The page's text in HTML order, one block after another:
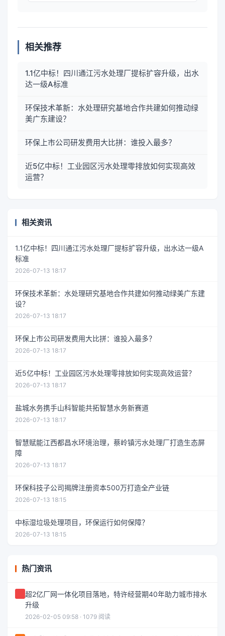
相关推荐
1.1亿中标！四川通江污水处理厂提标扩容升级，出水
达一级A标准
环保技术革新：水处理研究基地合作共建如何推动绿
美广东建设？
环保上市公司研发费用大比拼：谁投入最多？
近5亿中标！工业园区污水处理零排放如何实现高效
运营？
相关资讯
1.1亿中标！四川通江污水处理厂提标扩容升级，出水达一级A
标准
2026-07-13 18:17
环保技术革新：水处理研究基地合作共建如何推动绿美广东建
设？
2026-07-13 18:17
环保上市公司研发费用大比拼：谁投入最多？
2026-07-13 18:17
近5亿中标！工业园区污水处理零排放如何实现高效运营？
2026-07-13 18:17
盐城水务携手山科智能共拓智慧水务新赛道
2026-07-13 18:17
智慧赋能江西都昌水环境治理，蔡岭镇污水处理厂打造生态屏
障
2026-07-13 18:17
环保科技子公司揭牌注册资本500万打造全产业链
2026-07-13 18:15
中标湿垃圾处理项目，环保运行如何保障？
2026-07-13 18:15
热门资讯
超2亿厂网一体化项目落地，特许经营期40年助力城市排水
升级
2026-02-05 09:58 · 1079 阅读